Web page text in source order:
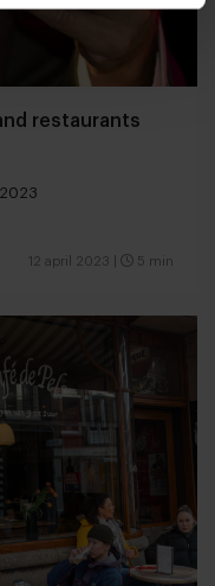
restaurants
12 april 2023 5 min